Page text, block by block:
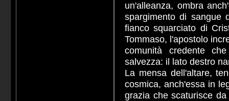
un'alleanza, ombra
spargimento di sangue
fianco squarciato di
Tommaso, l'apostolo
comunità credente
salvezza: il lato destro
La mensa dell'altare,
cosmica, anch'essa in
grazia che scaturisce